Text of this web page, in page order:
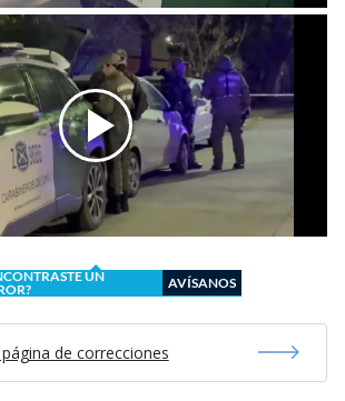
UN
AVÍSANOS
de correcciones